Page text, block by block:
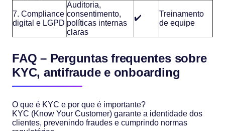
7. Compliance
digital e LGPD
Auditoria,
consentimento,
políticas internas
claras
✔️
Treinamento
de equipe
FAQ – Perguntas frequentes sobre
KYC, antifraude e onboarding
O que é KYC e por que é importante?
KYC (Know Your Customer) garante a identidade dos
clientes, prevenindo fraudes e cumprindo normas